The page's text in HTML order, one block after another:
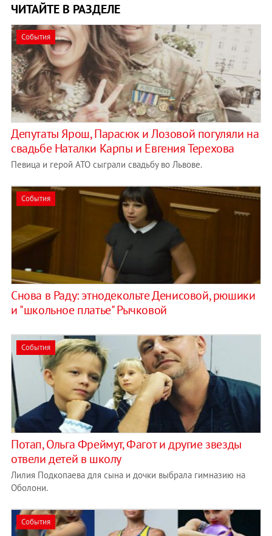
ЧИТАЙТЕ В РАЗДЕЛЕ
События
Депутаты Ярош, Парасюк и Лозовой погуляли на
свадьбе Наталки Карпы и Евгения Терехова
Певица и герой АТО сыграли свадьбу во Львове.
События
Снова в Раду: этнодекольте Денисовой, рюшики
и "школьное платье" Рычковой
События
Потап, Ольга Фреймут, Фагот и другие звезды
отвели детей в школу
Лилия Подкопаева для сына и дочки выбрала гимназию на
Оболони.
События